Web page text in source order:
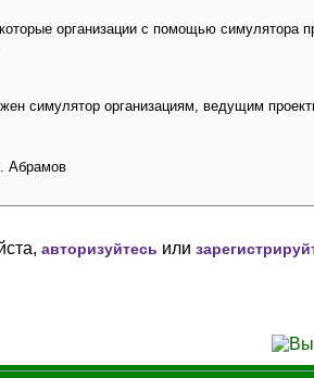
организации с помощью симулятора
симулятор организациям, ведущим
Абрамов
авторизуйтесь или